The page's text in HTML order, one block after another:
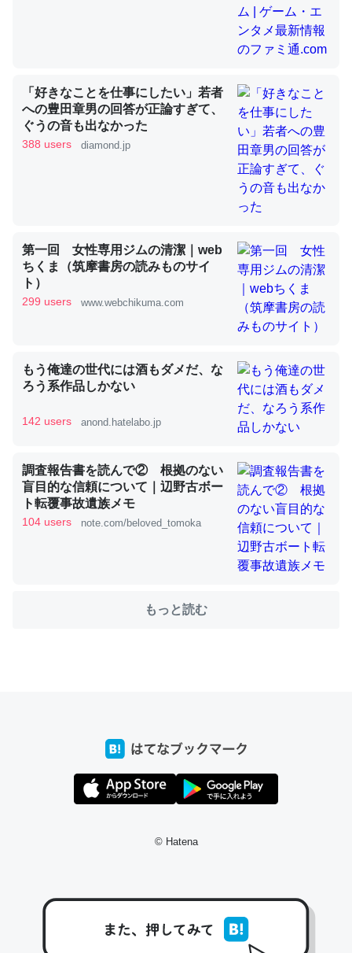
論文では「淡水はカルシウムも酸素も不足してて両方に不
利だから両方が拮抗してるのでは」とあって面白い。海に
いる鋏角類（カブトガニ・ウミグモ）はカルシウムを使わ
ずキチンを強化してる筈だが、酵素が違うのか？
─ニュース :: 【研究発表】昆虫学の大問題＝「昆虫はなぜ海にいな
これを元に考えるとカルシウムを大量に使う脊椎動物と貝
類は苦労してるんだな…。腹足類だと殻を無くしてナメク
─ニュース :: 【研究発表】昆虫学の大問題＝「昆虫はなぜ海にいな
いのか」に関する新仮説
ウチもEchoを実家に置いて４年。でたまに覗いてる。ぼ
ちぼちRingも置こうかと画策中。あと、Googleマップで
位置情報を共有してる。電池残量や充電中かが分かるので
これ見て生きてるなって分かる。
─たまにLINEするくらいだった遠方の父67歳と僕。ITツール導入で
コミュニケーションが劇的に変化した｜tayorini by LIFULL介護
─たまにLINEするくらいだった遠方の父67歳と僕。ITツール導入で
コミュニケーションが劇的に変化した｜tayorini by LIFULL介護
回線代ほとんどかからないですよ。参考：
https://toyoshi.hatenablog.com/entry/2019/05/15/1805
「好きなことを仕事にしたい」若者
への豊田章男の回答が正論すぎて、
ぐうの音も出なかった
388 users diamond.jp
第一回 女性専用ジムの清潔｜web
ちくま（筑摩書房の読みものサイ
ト）
299 users www.webchikuma.com
もう俺達の世代には酒もダメだ、な
ろう系作品しかない
142 users anond.hatelabo.jp
調査報告書を読んで② 根拠のない
盲目的な信頼について｜辺野古ボー
ト転覆事故遺族メモ
104 users note.com/beloved_tomoka
もっと読む
© Hatena